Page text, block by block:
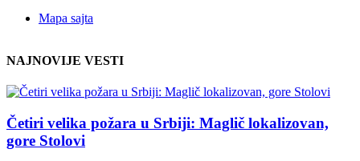
Mapa sajta
NAJNOVIJE VESTI
Četiri velika požara u Srbiji: Maglič lokalizovan,
gore Stolovi